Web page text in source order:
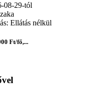
08-29-tól
Ellátás nélkül
Ft/fő,...